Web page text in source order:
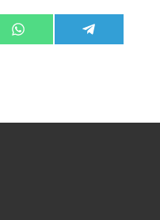
Compartir
en
Compartir
en